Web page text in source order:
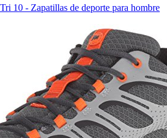
10 - Zapatillas de deporte para hombre